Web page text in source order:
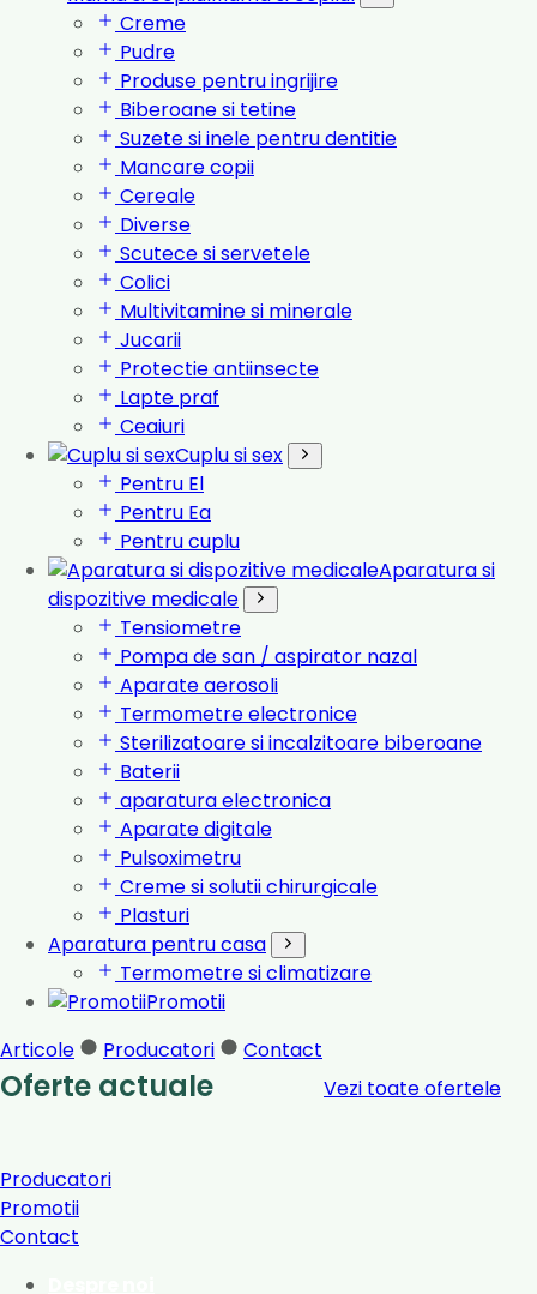
Creme
Pudre
Produse pentru ingrijire
Biberoane si tetine
Suzete si inele pentru dentitie
Mancare copii
Cereale
Diverse
Scutece si servetele
Colici
Multivitamine si minerale
Jucarii
Protectie antiinsecte
Lapte praf
Ceaiuri
Cuplu si sex
Pentru El
Pentru Ea
Pentru cuplu
Aparatura si
dispozitive medicale
Tensiometre
Pompa de san / aspirator nazal
Aparate aerosoli
Termometre electronice
Sterilizatoare si incalzitoare biberoane
Baterii
aparatura electronica
Aparate digitale
Pulsoximetru
Creme si solutii chirurgicale
Plasturi
Aparatura pentru casa
Termometre si climatizare
Promotii
Articole
Producatori Contact
Oferte actuale Vezi toate ofertele
Producatori
Promotii
Contact